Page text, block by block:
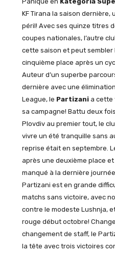
KF Tirana la saison
péril! Avec ses quinze titres
coupes nationales, l’autre
cette saison et peut
cinquième place après un
Auteur d’un superbe
dernière avec une
League, le Partizania cette
sa campagne! Battu deux
Plovdiv au premier tout, le
vivre un été tranquille sans
reprise était en septembre.
après une deuxième place
manqué à la dernière
Partizani est en grande
matchs sans victoire, avec
contre le modeste Lushnja,
rouge début octobre!
changement de staff, le
la tête avec trois victoires